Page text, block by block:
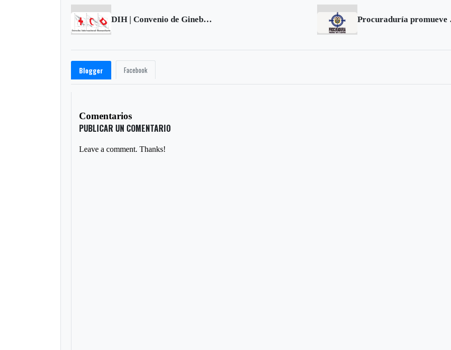
DIH | Convenio de Ginebra relativo al trato debido a los prisioneros de guerra – Cautiverio, sección II - cap. 8
Blogger Facebook
Comentarios
PUBLICAR UN COMENTARIO
Leave a comment. Thanks!